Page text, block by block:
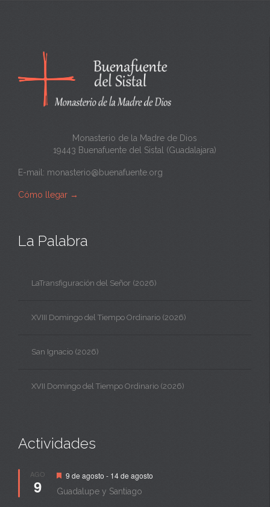
n
a
Monasterio de la Madre de Dios
19443 Buenafuente del Sistal (Guadalajara)
E-mail: monasterio@buenafuente.org
Cómo llegar →
La Palabra
LaTransfiguración del Señor (2026)
XVIII Domingo del Tiempo Ordinario (2026)
San Ignacio (2026)
XVII Domingo del Tiempo Ordinario (2026)
Actividades
AGO
9
Destacado
9 de agosto - 14 de agosto
Guadalupe y Santiago